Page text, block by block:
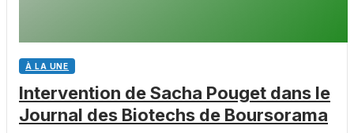
À LA UNE
Intervention de Sacha Pouget dans le
Journal des Biotechs de Boursorama